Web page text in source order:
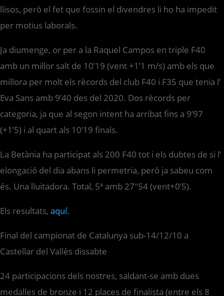
llisos, però el fet que fossin el divendres li ho ha impedit
per motius laborals.
Ja diumenge, or per a la Raquel Campos en triple F40
amb un millor salt de 10’19 (vent +1’1 m/s) amb els que
millora per molt els rècords del club F40 i F35 que tenia l’
Eva Sans amb 9’40 des del 2020. Dos rècords per
categoria, ja que al segon intent ha arribat fins a 9’97
(+1’5) i al quart als 10’19 finals.
La Betània ha participat als 200 F40 tot i els dubtes de si l’
elongació del dia abans li permetria, però ja sabeu com
és. Una lluitadora. Total, 5ª amb 27″54 (vent+0’5).
Els resultats, aquí.
Final del campionat de Catalunya sub-14/12/10 a
Castellar del Vallès dissabte
24 participacions dels nostres, saldant-se amb dues
medalles de bronze i 12 places de finalista (entre els 8